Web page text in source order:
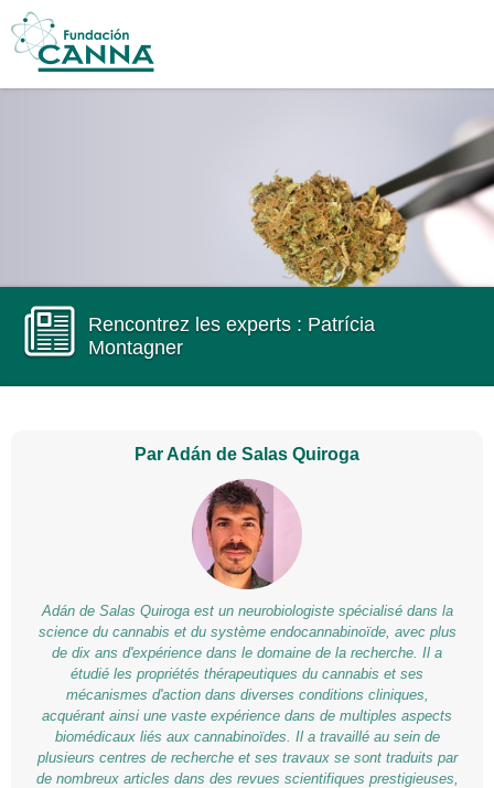
Main menu
Rencontrez les experts : Patrícia
Montagner
Par Adán de Salas Quiroga
Adán de Salas Quiroga est un neurobiologiste spécialisé dans la
science du cannabis et du système endocannabinoïde, avec plus
de dix ans d'expérience dans le domaine de la recherche. Il a
étudié les propriétés thérapeutiques du cannabis et ses
mécanismes d'action dans diverses conditions cliniques,
acquérant ainsi une vaste expérience dans de multiples aspects
biomédicaux liés aux cannabinoïdes. Il a travaillé au sein de
plusieurs centres de recherche et ses travaux se sont traduits par
de nombreux articles dans des revues scientifiques prestigieuses,